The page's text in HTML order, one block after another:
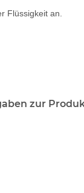
Flüssigkeit an.
zur